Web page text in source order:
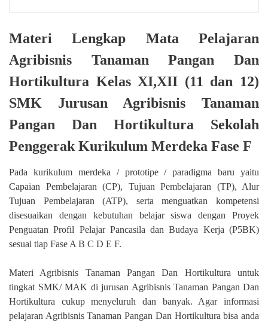
Materi Lengkap Mata Pelajaran
Agribisnis Tanaman Pangan Dan
Hortikultura Kelas XI,XII (11 dan 12)
SMK Jurusan Agribisnis Tanaman
Pangan Dan Hortikultura Sekolah
Penggerak Kurikulum Merdeka Fase F
Pada kurikulum merdeka / prototipe / paradigma baru yaitu
Capaian Pembelajaran (CP), Tujuan Pembelajaran (TP), Alur
Tujuan Pembelajaran (ATP), serta menguatkan kompetensi
disesuaikan dengan kebutuhan belajar siswa dengan Proyek
Penguatan Profil Pelajar Pancasila dan Budaya Kerja (P5BK)
sesuai tiap Fase A B C D E F.
Materi Agribisnis Tanaman Pangan Dan Hortikultura untuk
tingkat SMK/ MAK di jurusan Agribisnis Tanaman Pangan Dan
Hortikultura cukup menyeluruh dan banyak. Agar informasi
pelajaran Agribisnis Tanaman Pangan Dan Hortikultura bisa anda